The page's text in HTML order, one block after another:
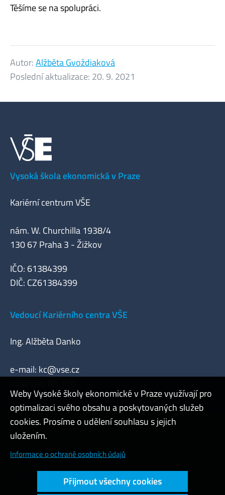
Těšíme se na spolupráci.
Autor:Alžběta Gvoždiaková
Poslední aktualizace: 20. 9. 2021
Vysoká škola ekonomická v Praze
Kariérní centrum VŠE
nám. W. Churchilla 1938/4
130 67 Praha 3 - Žižkov
IČO: 61384399
DIČ: CZ61384399
Vedoucí Kariérního centra VŠE
Ing. Alžběta Danko
e-mail: kc@vse.cz
Admin
Cookies a ochrana osobních údajů
Přístupnost webu
Weby Vysoké školy ekonomické v Praze využívají pro
optimalizaci svého obsahu a poskytovaných služeb
cookies. Prosíme o udělení souhlasu s jejich
uložením.
Informace o ochraně osobních údajů
Přijmout všechny cookies